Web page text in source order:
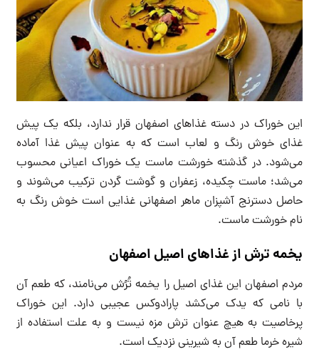
این خوراک در دسته غذاهای اصفهان قرار ندارد، بلکه یک پیش
غذای خوش رنگ و لعاب است که به عنوان پیش غذا آماده
می‌شود. در گذشته خورشت ماست یک خوراک اعیانی محسوب
می‌شد؛ ماست چکیده، زعفران و گوشت گردن ترکیب می‌شوند و
حاصل دسترنج آشپزان ماهر اصفهانی غذایی است خوش رنگ به
نام خورشت ماست.
یخمه ترش از غذاهای اصیل اصفهان
مردم اصفهان این غذای اصیل را یخمه تُرُش می‌نامند، که طعم آن
با نامی که یدک می‌کشد پارادوکس عجیبی دارد. این خوراک
پرخاصیت به هیچ عنوان ترش مزه نیست و به علت استفاده از
شیره خرما طعم آن به شیرینی نزدیک است.